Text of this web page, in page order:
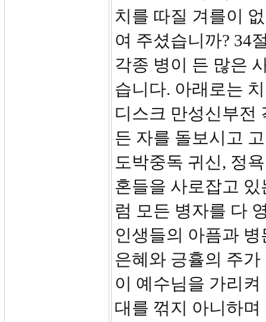
치를 따질 겨를이
여 주셨습니까? 34
각종 병이 든 많은
습니다. 아래로는
디스크 만성신부전
든 자를 돌보시고
도박중독 귀신, 정
혼들을 사로잡고
럼 모든 병자를 다
인생들의 아픔과
은혜와 긍휼의 주
이 예수님을 가리
대를 꺾지 아니하